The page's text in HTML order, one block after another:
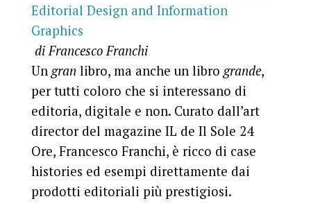
Editorial Design and Information
Graphics
di Francesco Franchi
Un gran libro, ma anche un libro grande,
per tutti coloro che si interessano di
editoria, digitale e non. Curato dall’art
director del magazine IL de Il Sole 24
Ore, Francesco Franchi, è ricco di case
histories ed esempi direttamente dai
prodotti editoriali più prestigiosi.